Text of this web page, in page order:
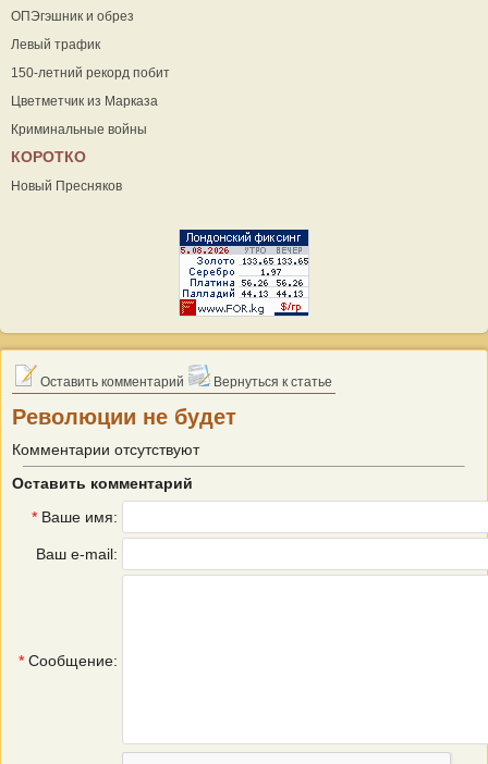
ОПЭгэшник и обрез
Левый трафик
150-летний рекорд побит
Цветметчик из Марказа
Криминальные войны
КОРОТКО
Новый Пресняков
Оставить комментарий Вернуться к статье
Революции не будет
Комментарии отсутствуют
Оставить комментарий
* Ваше имя:
Ваш e-mail:
* Сообщение: